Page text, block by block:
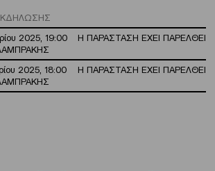
2025, 19:00
Η ΠΑΡΑΣΤΑΣΗ ΕΧΕΙ ΠΑΡΕΛΘΕΙ
2025, 18:00
Η ΠΑΡΑΣΤΑΣΗ ΕΧΕΙ ΠΑΡΕΛΘΕΙ